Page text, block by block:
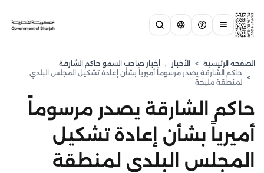
الصفحة الرئيسية > الأخبار , أخبار صاحب السمو حاكم الشارقة
>
حاكم الشارقة يصدر مرسوماً أميرياً بشأن إعادة تشكيل المجلس البلدي
لمنطقة مليحة
حاكم الشارقة يصدر مرسوماً
أميرياً بشأن إعادة تشكيل
المجلس البلدي لمنطقة